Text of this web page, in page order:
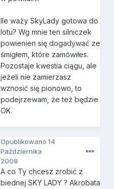
Ile waży SkyLady gotowa do
lotu? Wg mnie ten silniczek
powienien się dogadywać ze
śmigłem, które zamówiłes.
Pozostaje kwestia ciągu, ale
jeżeli nie zamierzasz
wznosić się pionowo, to
podejrzewam, że też będzie
OK.
Opublikowano14
Października
2008
A co Ty chcesz zrobić z
biednej SKY LADY ? Akrobata